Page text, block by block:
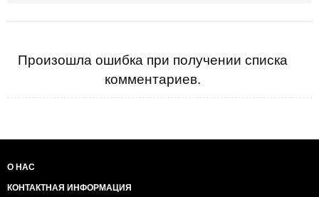
Произошла ошибка при получении списка
комментариев.
О НАС
КОНТАКТНАЯ ИНФОРМАЦИЯ